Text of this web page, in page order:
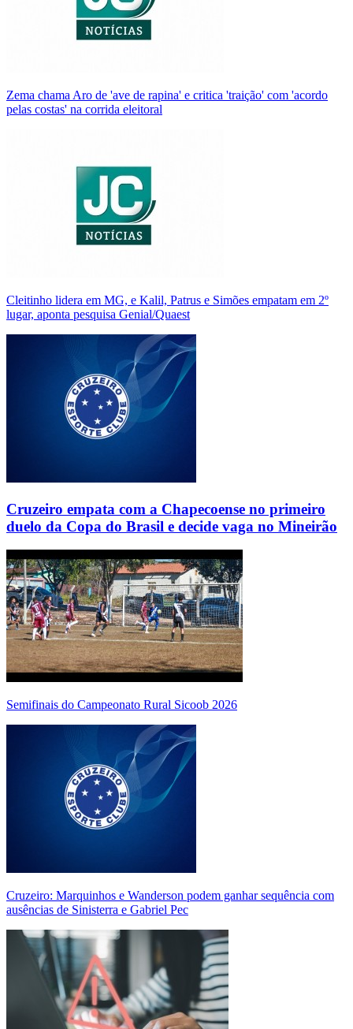
Zema chama Aro de 'ave de rapina' e critica 'traição' com 'acordo
pelas costas' na corrida eleitoral
Cleitinho lidera em MG, e Kalil, Patrus e Simões empatam em 2º
lugar, aponta pesquisa Genial/Quaest
Cruzeiro empata com a Chapecoense no primeiro
duelo da Copa do Brasil e decide vaga no Mineirão
Semifinais do Campeonato Rural Sicoob 2026
Cruzeiro: Marquinhos e Wanderson podem ganhar sequência com
ausências de Sinisterra e Gabriel Pec